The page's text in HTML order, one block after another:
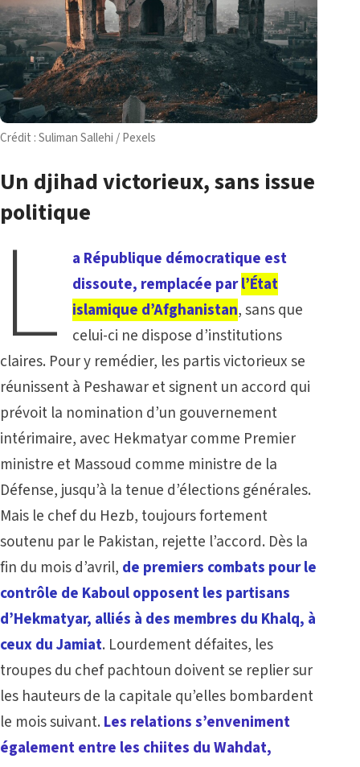
Crédit : Suliman Sallehi / Pexels
Un djihad victorieux, sans issue
politique
L
a République démocratique est
dissoute, remplacée parl’État
islamique d’Afghanistan, sans que
celui-ci ne dispose d’institutions
claires. Pour y remédier, les partis victorieux se
réunissent à Peshawar et signent un accord qui
prévoit la nomination d’un gouvernement
intérimaire, avec Hekmatyar comme Premier
ministre et Massoud comme ministre de la
Défense, jusqu’à la tenue d’élections générales.
Mais le chef du Hezb, toujours fortement
soutenu par le Pakistan, rejette l’accord. Dès la
fin du mois d’avril, de premiers combats pour le
contrôle de Kaboul opposent les partisans
d’Hekmatyar, alliés à des membres du Khalq, à
ceux du Jamiat. Lourdement défaites, les
troupes du chef pachtoun doivent se replier sur
les hauteurs de la capitale qu’elles bombardent
le mois suivant. Les relations s’enveniment
également entre les chiites du Wahdat,